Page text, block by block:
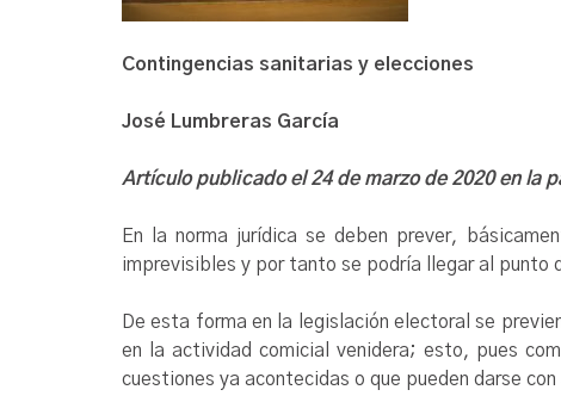
Contingencias sanitarias y elecciones
José Lumbreras García
Artículo publicado el 24 de marzo de 2020 en la
En la norma jurídica se deben prever,
imprevisibles y por tanto se podría llegar al punto
De esta forma en la legislación electoral se
en la actividad comicial venidera; esto, pues
cuestiones ya acontecidas o que pueden darse